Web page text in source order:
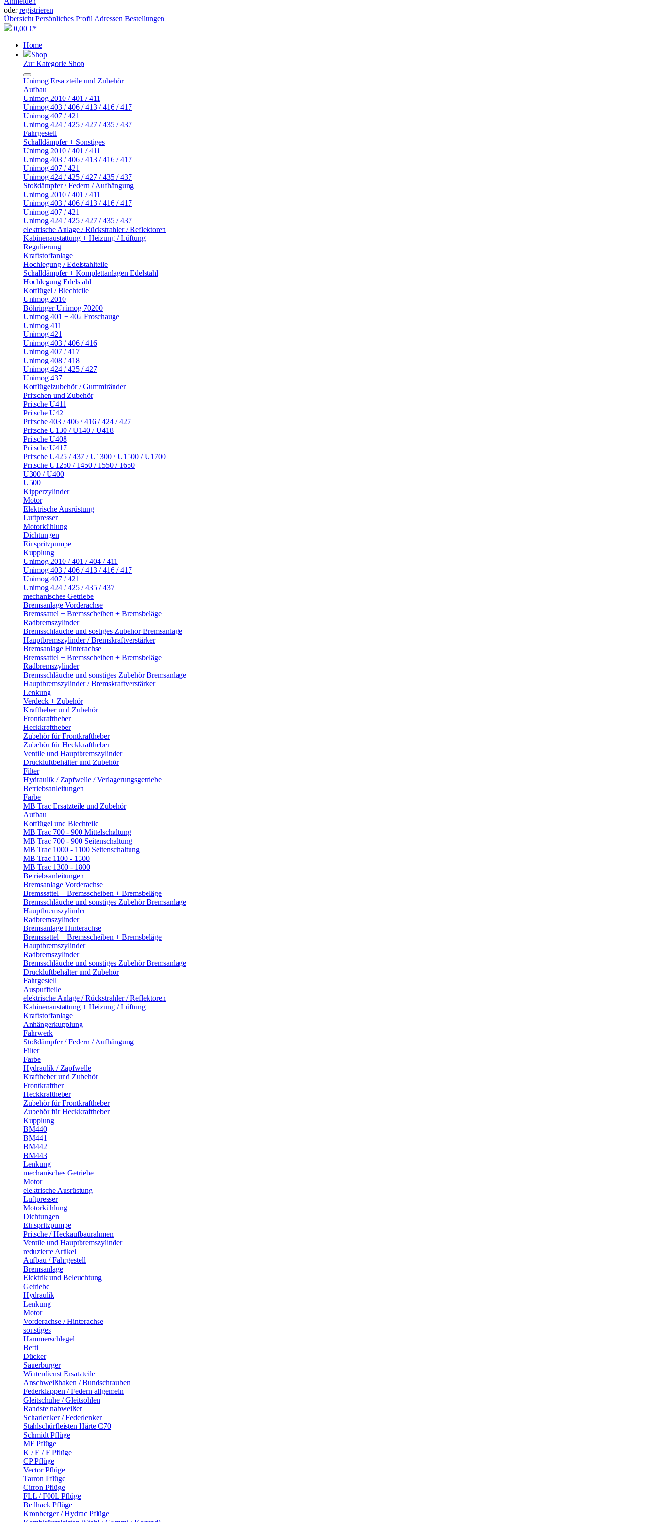
oderregistrieren
Übersicht Persönliches Profil Adressen Bestellungen
0,00 €*
Home
Shop
Zur Kategorie Shop
Unimog Ersatzteile und Zubehör
Aufbau
Unimog 2010 / 401 / 411
Unimog 403 / 406 / 413 / 416 / 417
Unimog 407 / 421
Unimog 424 / 425 / 427 / 435 / 437
Fahrgestell
Schalldämpfer + Sonstiges
Unimog 2010 / 401 / 411
Unimog 403 / 406 / 413 / 416 / 417
Unimog 407 / 421
Unimog 424 / 425 / 427 / 435 / 437
Stoßdämpfer / Federn / Aufhängung
Unimog 2010 / 401 / 411
Unimog 403 / 406 / 413 / 416 / 417
Unimog 407 / 421
Unimog 424 / 425 / 427 / 435 / 437
elektrische Anlage / Rückstrahler / Reflektoren
Kabinenaustattung + Heizung / Lüftung
Regulierung
Kraftstoffanlage
Hochlegung / Edelstahlteile
Schalldämpfer + Komplettanlagen Edelstahl
Hochlegung Edelstahl
Kotflügel / Blechteile
Unimog 2010
Böhringer Unimog 70200
Unimog 401 + 402 Froschauge
Unimog 411
Unimog 421
Unimog 403 / 406 / 416
Unimog 407 / 417
Unimog 408 / 418
Unimog 424 / 425 / 427
Unimog 437
Kotflügelzubehör / Gummiränder
Pritschen und Zubehör
Pritsche U411
Pritsche U421
Pritsche 403 / 406 / 416 / 424 / 427
Pritsche U130 / U140 / U418
Pritsche U408
Pritsche U417
Pritsche U425 / 437 / U1300 / U1500 / U1700
Pritsche U1250 / 1450 / 1550 / 1650
U300 / U400
U500
Kipperzylinder
Motor
Elektrische Ausrüstung
Luftpresser
Motorkühlung
Dichtungen
Einspritzpumpe
Kupplung
Unimog 2010 / 401 / 404 / 411
Unimog 403 / 406 / 413 / 416 / 417
Unimog 407 / 421
Unimog 424 / 425 / 435 / 437
mechanisches Getriebe
Bremsanlage Vorderachse
Bremssattel + Bremsscheiben + Bremsbeläge
Radbremszylinder
Bremsschläuche und sostiges Zubehör Bremsanlage
Hauptbremszylinder / Bremskraftverstärker
Bremsanlage Hinterachse
Bremssattel + Bremsscheiben + Bremsbeläge
Radbremszylinder
Bremsschläuche und sonstiges Zubehör Bremsanlage
Hauptbremszylinder / Bremskraftverstärker
Lenkung
Verdeck + Zubehör
Kraftheber und Zubehör
Frontkraftheber
Heckkraftheber
Zubehör für Frontkraftheber
Zubehör für Heckkraftheber
Ventile und Hauptbremszylinder
Druckluftbehälter und Zubehör
Filter
Hydraulik / Zapfwelle / Verlagerungsgetriebe
Betriebsanleitungen
Farbe
MB Trac Ersatzteile und Zubehör
Aufbau
Kotflügel und Blechteile
MB Trac 700 - 900 Mittelschaltung
MB Trac 700 - 900 Seitenschaltung
MB Trac 1000 - 1100 Seitenschaltung
MB Trac 1100 - 1500
MB Trac 1300 - 1800
Betriebsanleitungen
Bremsanlage Vorderachse
Bremssattel + Bremsscheiben + Bremsbeläge
Bremsschläuche und sonstiges Zubehör Bremsanlage
Hauptbremszylinder
Radbremszylinder
Bremsanlage Hinterachse
Bremssattel + Bremsscheiben + Bremsbeläge
Hauptbremszylinder
Radbremszylinder
Bremsschläuche und sonstiges Zubehör Bremsanlage
Druckluftbehälter und Zubehör
Fahrgestell
Auspuffteile
elektrische Anlage / Rückstrahler / Reflektoren
Kabinenaustattung + Heizung / Lüftung
Kraftstoffanlage
Anhängerkupplung
Fahrwerk
Stoßdämpfer / Federn / Aufhängung
Filter
Farbe
Hydraulik / Zapfwelle
Kraftheber und Zubehör
Frontkrafther
Heckkraftheber
Zubehör für Frontkraftheber
Zubehör für Heckkraftheber
Kupplung
BM440
BM441
BM442
BM443
Lenkung
mechanisches Getriebe
Motor
elektrische Ausrüstung
Luftpresser
Motorkühlung
Dichtungen
Einspritzpumpe
Pritsche / Heckaufbaurahmen
Ventile und Hauptbremszylinder
reduzierte Artikel
Aufbau / Fahrgestell
Bremsanlage
Elektrik und Beleuchtung
Getriebe
Hydraulik
Lenkung
Motor
Vorderachse / Hinterachse
sonstiges
Hammerschlegel
Berti
Dücker
Sauerburger
Winterdienst Ersatzteile
Anschweißhaken / Bundschrauben
Federklappen / Federn allgemein
Gleitschuhe / Gleitsohlen
Randsteinabweißer
Scharlenker / Federlenker
Stahlschürfleisten Härte C70
Schmidt Pflüge
MF Pflüge
K / E / F Pflüge
CP Pflüge
Vector Pflüge
Tarron Pflüge
Cirron Pflüge
FLL / F00L Pflüge
Beilhack Pflüge
Kronberger / Hydrac Pflüge